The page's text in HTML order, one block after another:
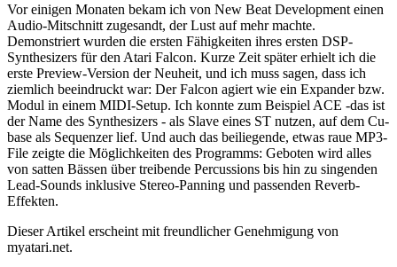
Vor einigen Monaten bekam ich von New Beat Development einen
Audio-Mitschnitt zugesandt, der Lust auf mehr machte.
Demonstriert wurden die ersten Fähigkeiten ihres ersten DSP-
Synthesizers für den Atari Falcon. Kurze Zeit später erhielt ich die
erste Preview-Version der Neuheit, und ich muss sagen, dass ich
ziemlich beeindruckt war: Der Falcon agiert wie ein Expander bzw.
Modul in einem MIDI-Setup. Ich konnte zum Beispiel ACE -das ist
der Name des Synthesizers - als Slave eines ST nutzen, auf dem Cu-
base als Sequenzer lief. Und auch das beiliegende, etwas raue MP3-
File zeigte die Möglichkeiten des Programms: Geboten wird alles
von satten Bässen über treibende Percussions bis hin zu singenden
Lead-Sounds inklusive Stereo-Panning und passenden Reverb-
Effekten.
Dieser Artikel erscheint mit freundlicher Genehmigung von
myatari.net.